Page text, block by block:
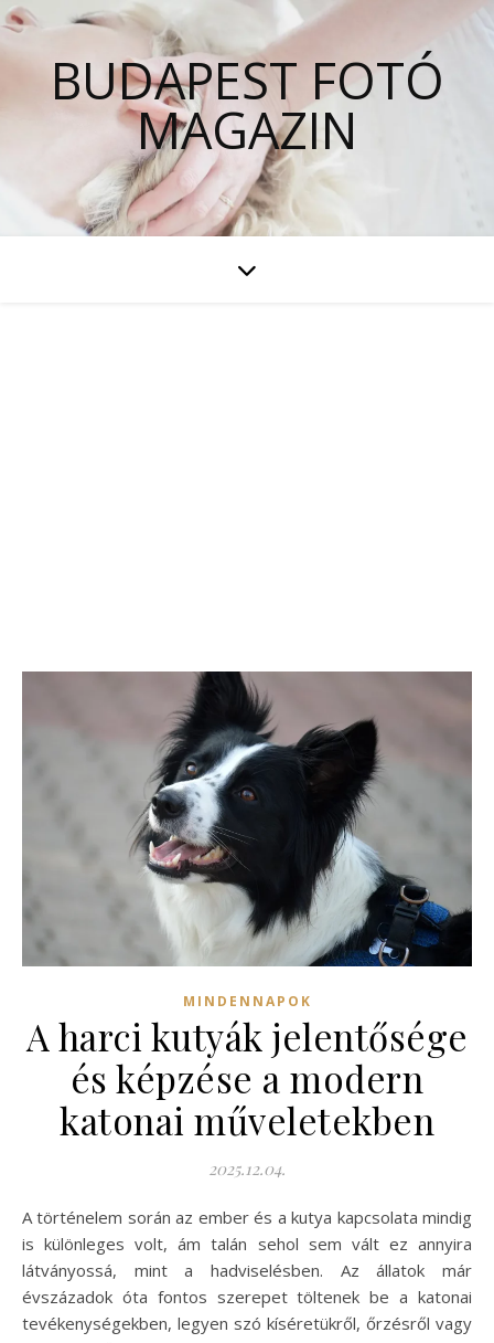
BUDAPEST FOTÓ
MAGAZIN
MINDENNAPOK
A harci kutyák jelentősége
és képzése a modern
katonai műveletekben
2025.12.04.
A történelem során az ember és a kutya kapcsolata mindig
is különleges volt, ám talán sehol sem vált ez annyira
látványossá, mint a hadviselésben. Az állatok már
évszázadok óta fontos szerepet töltenek be a katonai
tevékenységekben, legyen szó kíséretükről, őrzésről vagy